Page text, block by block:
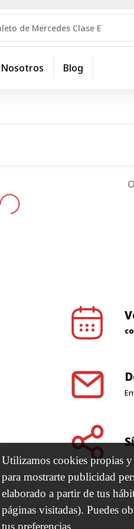
Nosotros Blog
Utilizamos cookies propias
para mostrarte publicidad
elaborado a partir de tus
páginas visitadas). Puedes
tus preferencias.